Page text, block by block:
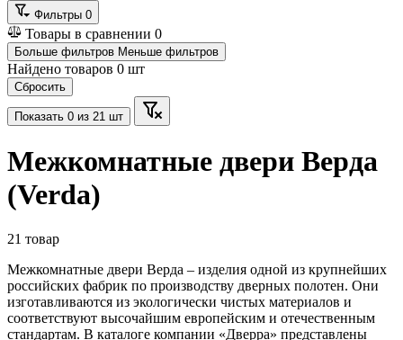
Фильтры 0
Товары в сравнении 0
Больше фильтров Меньше фильтров
Найдено товаров 0 шт
Сбросить
Показать 0 из 21 шт
Межкомнатные двери Верда
(Verda)
21 товар
Межкомнатные двери Верда – изделия одной из крупнейших
российских фабрик по производству дверных полотен. Они
изготавливаются из экологически чистых материалов и
соответствуют высочайшим европейским и отечественным
стандартам. В каталоге компании «Дверра» представлены